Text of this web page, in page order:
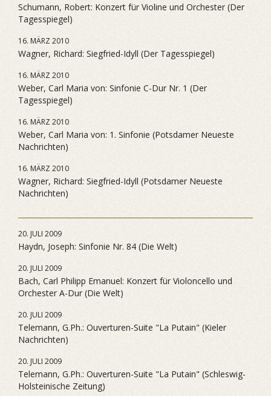
Schumann, Robert: Konzert für Violine und Orchester (Der
Tagesspiegel)
16. MÄRZ 2010
Wagner, Richard: Siegfried-Idyll (Der Tagesspiegel)
16. MÄRZ 2010
Weber, Carl Maria von: Sinfonie C-Dur Nr. 1 (Der
Tagesspiegel)
16. MÄRZ 2010
Weber, Carl Maria von: 1. Sinfonie (Potsdamer Neueste
Nachrichten)
16. MÄRZ 2010
Wagner, Richard: Siegfried-Idyll (Potsdamer Neueste
Nachrichten)
20. JULI 2009
Haydn, Joseph: Sinfonie Nr. 84 (Die Welt)
20. JULI 2009
Bach, Carl Philipp Emanuel: Konzert für Violoncello und
Orchester A-Dur (Die Welt)
20. JULI 2009
Telemann, G.Ph.: Ouverturen-Suite "La Putain" (Kieler
Nachrichten)
20. JULI 2009
Telemann, G.Ph.: Ouverturen-Suite "La Putain" (Schleswig-
Holsteinische Zeitung)